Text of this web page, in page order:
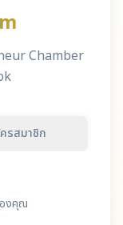
Chamber
รสมาชิก
องคุณ